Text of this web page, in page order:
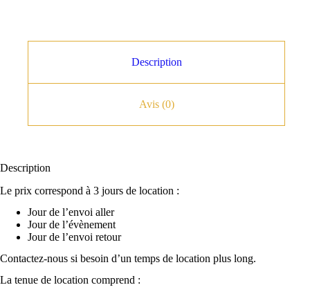
Description
Avis (0)
Description
Le prix correspond à 3 jours de location :
Jour de l’envoi aller
Jour de l’évènement
Jour de l’envoi retour
Contactez-nous si besoin d’un temps de location plus long.
La tenue de location comprend :